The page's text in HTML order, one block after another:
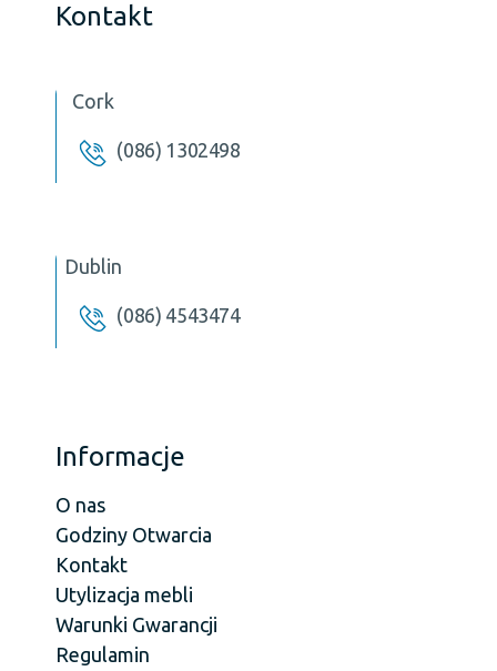
Kontakt
Cork
(086) 1302498
Dublin
(086) 4543474
Informacje
O nas
Godziny Otwarcia
Kontakt
Utylizacja mebli
Warunki Gwarancji
Regulamin